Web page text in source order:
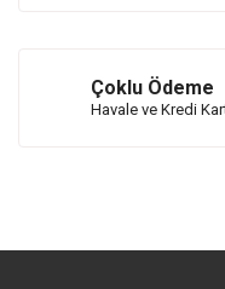
Çoklu Ödeme
Havale ve Kredi